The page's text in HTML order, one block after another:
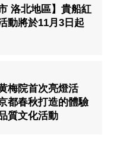
洛北地區】貴船紅
動將於11月3日起
梅院首次亮燈活
都春秋打造的體驗
質文化活動